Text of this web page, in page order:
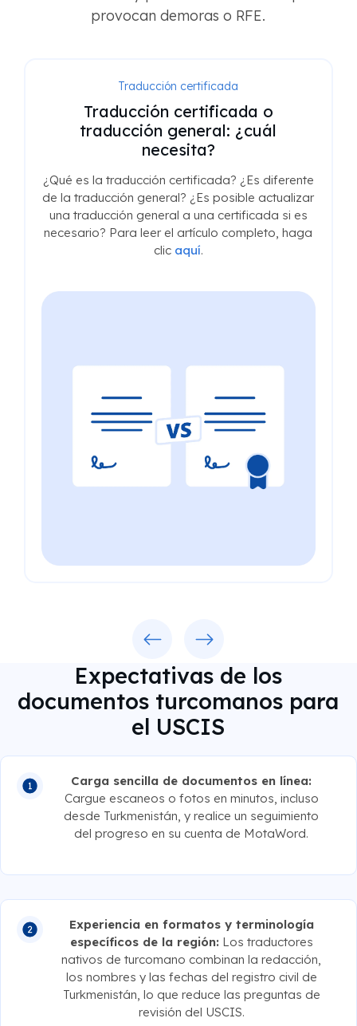
provocan demoras o RFE.
Traducción certificada
Traducción certificada o
traducción general: ¿cuál
necesita?
¿Qué es la traducción certificada? ¿Es diferente
de la traducción general? ¿Es posible actualizar
una traducción general a una certificada si es
necesario? Para leer el artículo completo, haga
clic aquí.
Expectativas de los
documentos turcomanos para
el USCIS
Carga sencilla de documentos en línea:
Cargue escaneos o fotos en minutos, incluso
desde Turkmenistán, y realice un seguimiento
del progreso en su cuenta de MotaWord.
Experiencia en formatos y terminología
específicos de la región: Los traductores
nativos de turcomano combinan la redacción,
los nombres y las fechas del registro civil de
Turkmenistán, lo que reduce las preguntas de
revisión del USCIS.